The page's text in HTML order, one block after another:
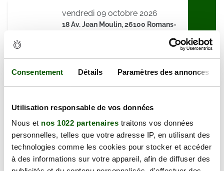
Consentement Détails Paramètres des annonces
Utilisation responsable de vos données
Nous et nos 1022 partenaires traitons vos données
personnelles, telles que votre adresse IP, en utilisant des
technologies comme les cookies pour stocker et accéder
à des informations sur votre appareil, afin de diffuser des
18 Av. Jean Moulin, 26100 Romans-
Annulation Gratuite jusqu'à 48h
vendredi 09 octobre 2026
18 Av. Jean Moulin, 26100 Romans-
sur-Isère
En forte demande
Annulation Gratuite jusqu'à 48h